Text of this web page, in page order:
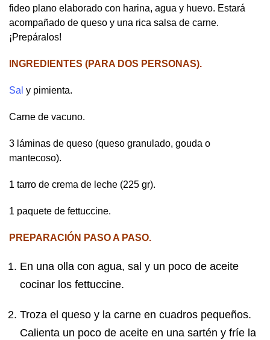
fideo plano elaborado con harina, agua y huevo. Estará
acompañado de queso y una rica salsa de carne.
¡Prepáralos!
INGREDIENTES (PARA DOS PERSONAS).
Sal y pimienta.
Carne de vacuno.
3 láminas de queso (queso granulado, gouda o
mantecoso).
1 tarro de crema de leche (225 gr).
1 paquete de fettuccine.
PREPARACIÓN PASO A PASO.
En una olla con agua, sal y un poco de aceite
cocinar los fettuccine.
Troza el queso y la carne en cuadros pequeños.
Calienta un poco de aceite en una sartén y fríe la